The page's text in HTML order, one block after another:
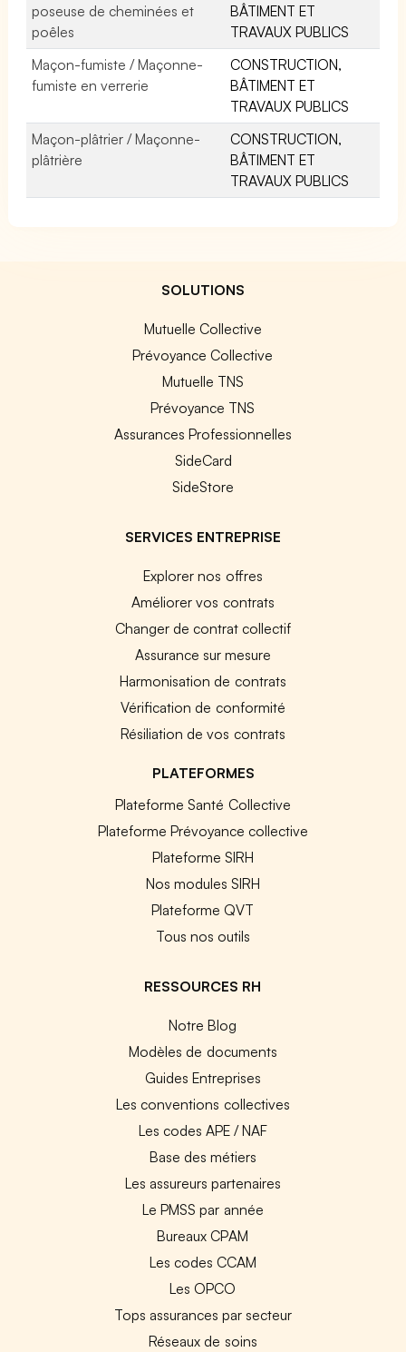
poseuse de cheminées et
poêles
BÂTIMENT ET
TRAVAUX PUBLICS
Maçon-fumiste / Maçonne-
fumiste en verrerie
CONSTRUCTION,
BÂTIMENT ET
TRAVAUX PUBLICS
Maçon-plâtrier / Maçonne-
plâtrière
CONSTRUCTION,
BÂTIMENT ET
TRAVAUX PUBLICS
SOLUTIONS
Mutuelle Collective
Prévoyance Collective
Mutuelle TNS
Prévoyance TNS
Assurances Professionnelles
SideCard
SideStore
SERVICES ENTREPRISE
Explorer nos offres
Améliorer vos contrats
Changer de contrat collectif
Assurance sur mesure
Harmonisation de contrats
Vérification de conformité
Résiliation de vos contrats
PLATEFORMES
Plateforme Santé Collective
Plateforme Prévoyance collective
Plateforme SIRH
Nos modules SIRH
Plateforme QVT
Tous nos outils
RESSOURCES RH
Notre Blog
Modèles de documents
Guides Entreprises
Les conventions collectives
Les codes APE / NAF
Base des métiers
Les assureurs partenaires
Le PMSS par année
Bureaux CPAM
Les codes CCAM
Les OPCO
Tops assurances par secteur
Réseaux de soins